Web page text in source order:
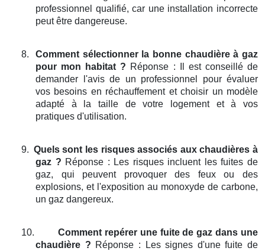
professionnel qualifié, car une installation incorrecte
peut être dangereuse.
8.
Comment sélectionner la bonne chaudière à gaz
pour mon habitat ? Réponse : Il est conseillé de
demander l'avis de un professionnel pour évaluer
vos besoins en réchauffement et choisir un modèle
adapté à la taille de votre logement et à vos
pratiques d'utilisation.
9. Quels sont les risques associés aux chaudières à
gaz ? Réponse : Les risques incluent les fuites de
gaz, qui peuvent provoquer des feux ou des
explosions, et l'exposition au monoxyde de carbone,
un gaz dangereux.
10.
Comment repérer une fuite de gaz dans une
chaudière ? Réponse : Les signes d'une fuite de